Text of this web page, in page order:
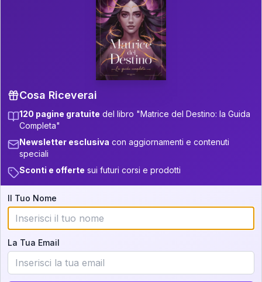
P.S. Interpretazione parziale
gratuita
Scorri più in basso per vedere
un'interpretazione parziale gratuita della tua
Iscriviti alla newsletter per ricevere
aggiornamenti quando sarà disponibile.
Cosa scoprirete nella vostra
interpretazione:
💕 Come rafforzare la vostra unione
Cosa Riceverai
120 pagine gratuite del libro "Matrice del Destino: la Guida
Completa"
Newsletter esclusiva con aggiornamenti e contenuti
speciali
Sconti e offerte sui futuri corsi e prodotti
Il Tuo Nome
La Tua Email